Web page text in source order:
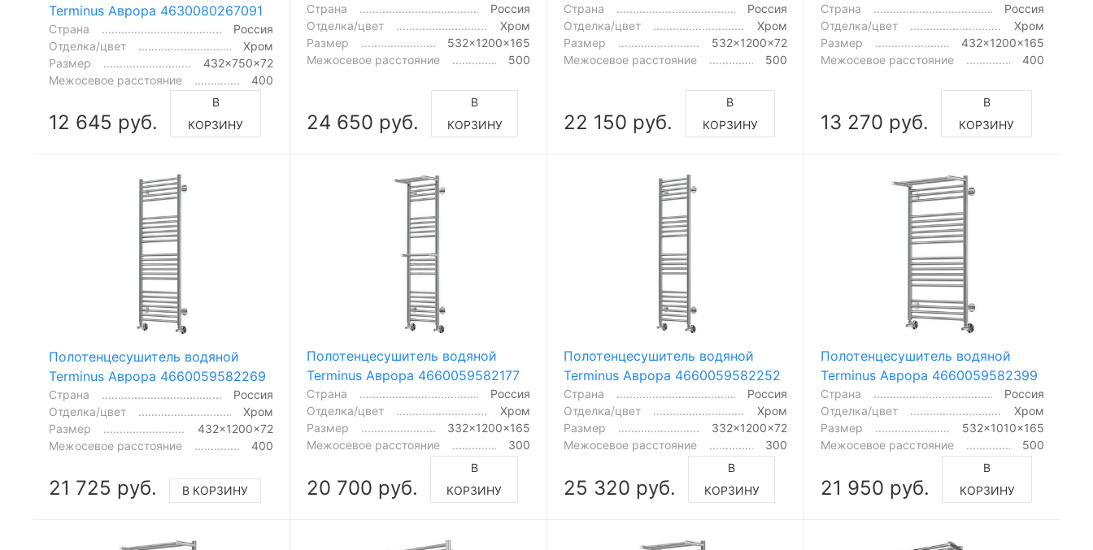
Terminus Аврора 4630080267091
Страна
Россия
Отделка/цвет
Хром
Размер
432x750x72
Межосевое расстояние
400
12 645 руб.
В
КОРЗИНУ
Страна
Россия
Отделка/цвет
Хром
Размер
532x1200x165
Межосевое расстояние
500
24 650 руб.
В
КОРЗИНУ
Страна
Россия
Отделка/цвет
Хром
Размер
532x1200x72
Межосевое расстояние
500
22 150 руб.
В
КОРЗИНУ
Страна
Россия
Отделка/цвет
Хром
Размер
432x1200x165
Межосевое расстояние
400
13 270 руб.
В
КОРЗИНУ
Полотенцесушитель водяной
Terminus Аврора 4660059582269
Страна
Россия
Отделка/цвет
Хром
Размер
432x1200x72
Межосевое расстояние
400
21 725 руб. В КОРЗИНУ
Полотенцесушитель водяной
Terminus Аврора 4660059582177
Страна
Россия
Отделка/цвет
Хром
Размер
332x1200x165
Межосевое расстояние
300
20 700 руб.
В
КОРЗИНУ
Полотенцесушитель водяной
Terminus Аврора 4660059582252
Страна
Россия
Отделка/цвет
Хром
Размер
332x1200x72
Межосевое расстояние
300
25 320 руб.
В
КОРЗИНУ
Полотенцесушитель водяной
Terminus Аврора 4660059582399
Страна
Россия
Отделка/цвет
Хром
Размер
532x1010x165
Межосевое расстояние
500
21 950 руб.
В
КОРЗИНУ